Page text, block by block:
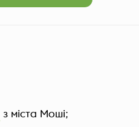
з міста Моші;